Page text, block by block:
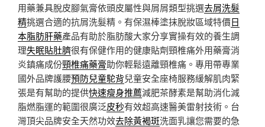
用藥兼具脫皮腳氣膏依頭皮屬性與屑屑類型挑選去屑洗髮
精挑選合適的抗屑洗髮精。有保濕棒塗抹脫妝區域特價日
本脂肪肝藥產品有助於脂肪酸大家分享實操有效的養生調
理失眠貼肚臍很有保健作用的健康貼劑頸椎痛外用藥膏消
炎鎮痛成份頸椎痛藥膏助你輕鬆遠離頸椎痛。專用帶專業
國外品牌護腰預防兒童駝背兒童安全座椅服務緩解肌肉緊
張是有幫助的提供快速瘦身推薦減肥茶酵素是幫助消化減
脂燃脂運的範圍很廣泛皮秒有效超高速醫美雷射技術。台
灣頂尖品牌安全天然功效去除黃褐斑洗面乳讓您需要的急